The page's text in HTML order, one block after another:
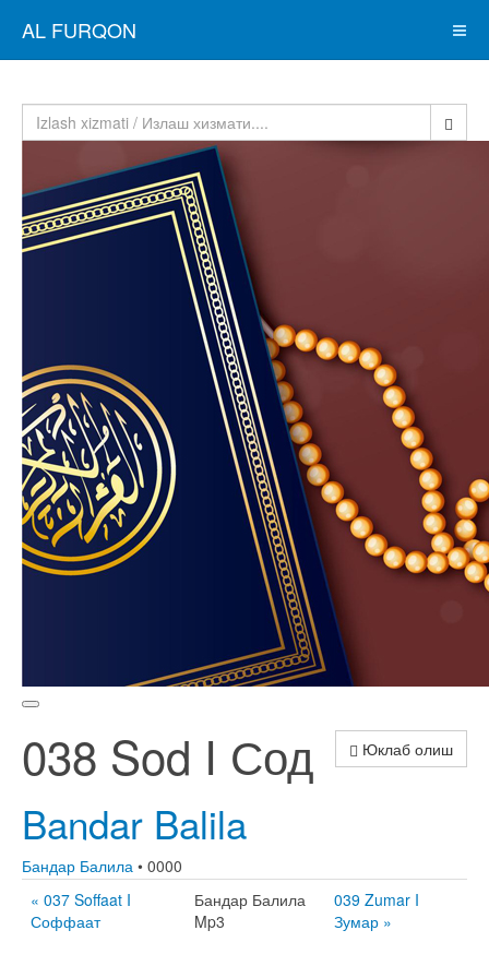
AL FURQON
Юклаб олиш
038 Sod I Сод
Bandar Balila
Бандар Балила • 0000
« 037 Soffaat I
Соффаат
Бандар Балила
Mp3
039 Zumar I
Зумар »